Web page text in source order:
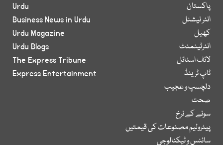
پاکستان
انٹر نیشنل
کھیل
انٹرٹینمنٹ
لائف اسٹائل
ٹاپ ٹرینڈ
دلچسپ و عجیب
صحت
سونے کے نرخ
پیٹرولیم مصنوعات کی قیمتیں
سائنس و ٹیکنالوجی
Urdu
Business News in Urdu
Urdu Magazine
Urdu Blogs
The Express Tribune
Express Entertainment